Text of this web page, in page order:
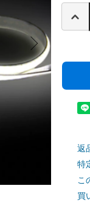
返
特
こ
買